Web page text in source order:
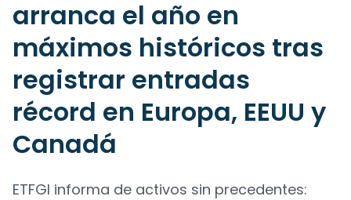
arranca el año en
máximos históricos tras
registrar entradas
récord en Europa, EEUU y
Canadá
ETFGI informa de activos sin precedentes: